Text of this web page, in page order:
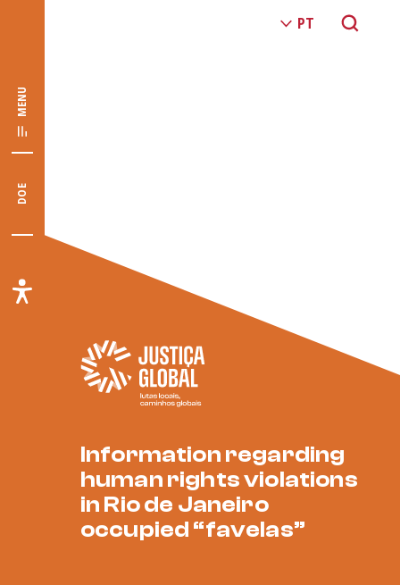
MENU
DOE
Information regarding
human rights violations
in Rio de Janeiro
occupied “favelas”